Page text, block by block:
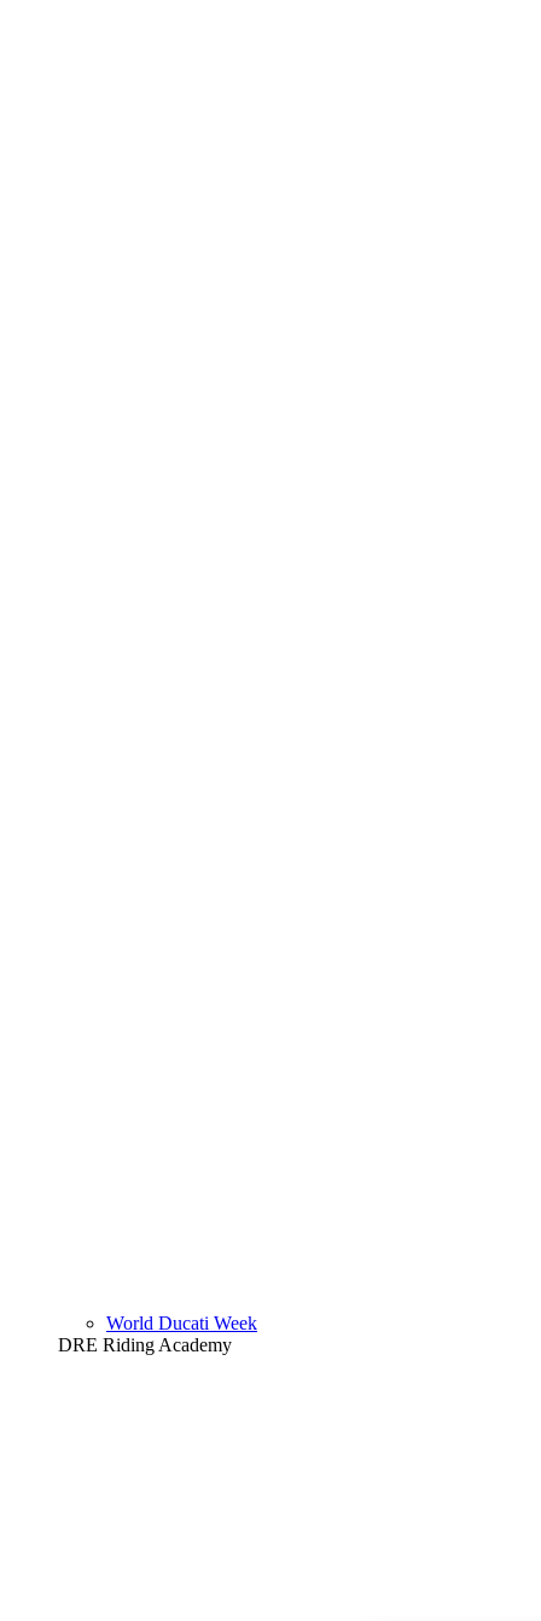
World Ducati Week
DRE Riding Academy